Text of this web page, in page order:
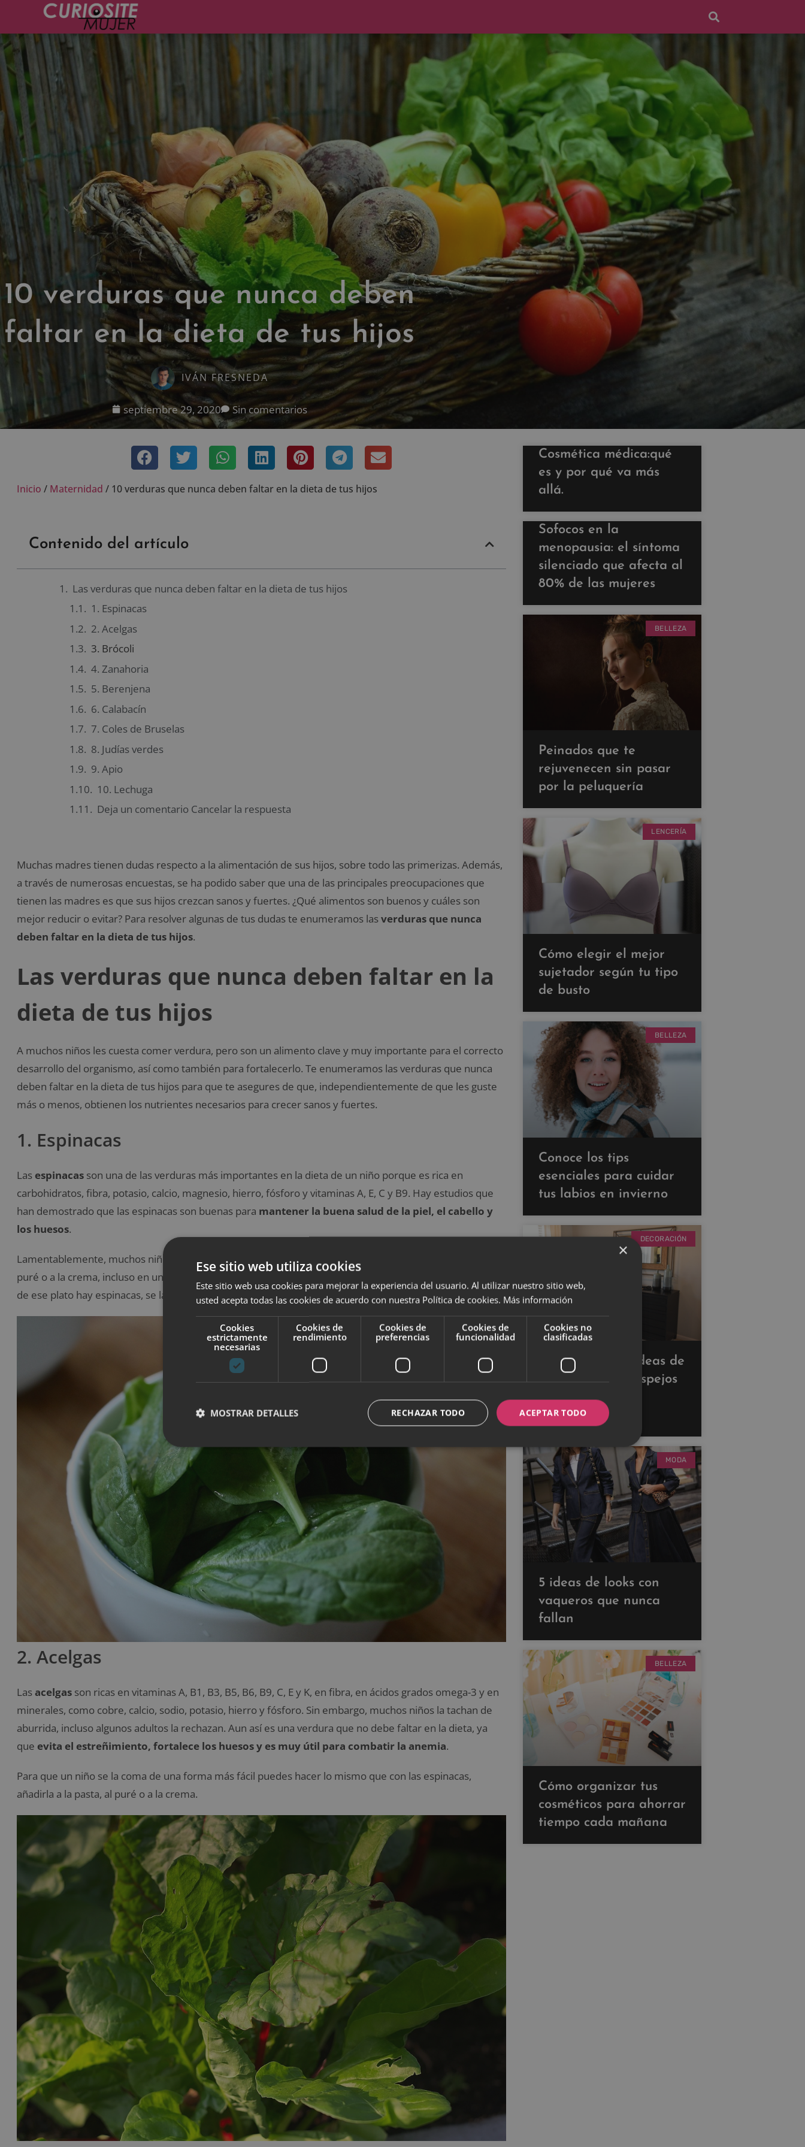
10 verduras que nunca deben
faltar en la dieta de tus hijos
IVÁN FRESNEDA
septiembre 29, 2020 Sin comentarios
Inicio / Maternidad / 10 verduras que nunca deben faltar en la dieta de tus hijos
Contenido del artículo
Las verduras que nunca deben faltar en la dieta de tus hijos
1. Espinacas
2. Acelgas
3. Brócoli
4. Zanahoria
5. Berenjena
6. Calabacín
7. Coles de Bruselas
8. Judías verdes
9. Apio
10. Lechuga
Deja un comentario Cancelar la respuesta
Muchas madres tienen dudas respecto a la alimentación de sus hijos, sobre todo las primerizas. Además,
a través de numerosas encuestas, se ha podido saber que una de las principales preocupaciones que
tienen las madres es que sus hijos crezcan sanos y fuertes. ¿Qué alimentos son buenos y cuáles son
mejor reducir o evitar? Para resolver algunas de tus dudas te enumeramos lasverduras que nunca
deben faltar en la dieta de tus hijos.
Las verduras que nunca deben faltar en la
dieta de tus hijos
A muchos niños les cuesta comer verdura, pero son un alimento clave y muy importante para el correcto
desarrollo del organismo, así como también para fortalecerlo. Te enumeramos las verduras que nunca
deben faltar en la dieta de tus hijos para que te asegures de que, independientemente de que les guste
más o menos, obtienen los nutrientes necesarios para crecer sanos y fuertes.
1. Espinacas
Las espinacas son una de las verduras más importantes en la dieta de un niño porque es rica en
carbohidratos, fibra, potasio, calcio, magnesio, hierro, fósforo y vitaminas A, E, C y B9. Hay estudios que
han demostrado que las espinacas son buenas para mantener la buena salud de la piel, el cabello y
los huesos.
Lamentablemente, muchos niños rechazan las espinacas. Nuestro consejo es que las añadas a la pasta, al
puré o a la crema, incluso en un pastel. Muchas veces si los niños no son tan conscientes de que dentro
de ese plato hay espinacas, se las comen sin problemas.
2. Acelgas
Las acelgas son ricas en vitaminas A, B1, B3, B5, B6, B9, C, E y K, en fibra, en ácidos grados omega-3 y en
minerales, como cobre, calcio, sodio, potasio, hierro y fósforo. Sin embargo, muchos niños la tachan de
aburrida, incluso algunos adultos la rechazan. Aun así es una verdura que no debe faltar en la dieta, ya
que evita el estreñimiento, fortalece los huesos y es muy útil para combatir la anemia.
Para que un niño se la coma de una forma más fácil puedes hacer lo mismo que con las espinacas,
añadirla a la pasta, al puré o a la crema.
Cosmética médica:qué
es y por qué va más
allá.
Sofocos en la
menopausia: el síntoma
silenciado que afecta al
80% de las mujeres
BELLEZA
Peinados que te
rejuvenecen sin pasar
por la peluquería
LENCERÍA
Cómo elegir el mejor
sujetador según tu tipo
de busto
BELLEZA
Conoce los tips
esenciales para cuidar
tus labios en invierno
DECORACIÓN
Descubre estas ideas de
decoración con espejos
para ampliar tus
espacios
MODA
5 ideas de looks con
vaqueros que nunca
fallan
BELLEZA
Cómo organizar tus
cosméticos para ahorrar
tiempo cada mañana
×
Ese sitio web utiliza cookies
Este sitio web usa cookies para mejorar la experiencia del usuario. Al utilizar nuestro sitio web,
usted acepta todas las cookies de acuerdo con nuestra Política de cookies. Más información
Cookies
estrictamente
necesarias
Cookies de
rendimiento
Cookies de
preferencias
Cookies de
funcionalidad
Cookies no
clasificadas
ACEPTAR TODO
RECHAZAR TODO
MOSTRAR DETALLES